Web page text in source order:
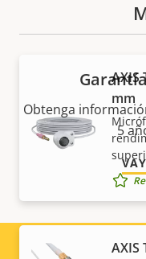
AXIS
mm
AXIS
Obtenga
5